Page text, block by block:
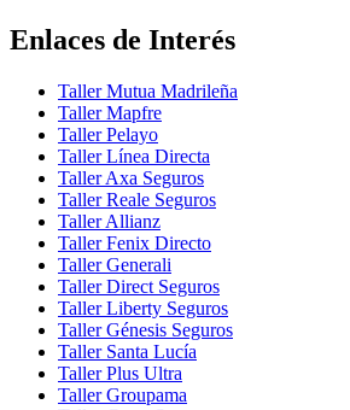
Enlaces de Interés
Taller Mutua Madrileña
Taller Mapfre
Taller Pelayo
Taller Línea Directa
Taller Axa Seguros
Taller Reale Seguros
Taller Allianz
Taller Fenix Directo
Taller Generali
Taller Direct Seguros
Taller Liberty Seguros
Taller Génesis Seguros
Taller Santa Lucía
Taller Plus Ultra
Taller Groupama